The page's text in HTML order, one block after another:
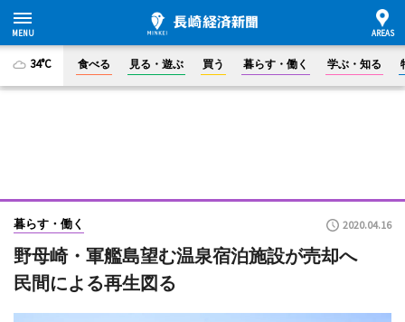
34°C 食べる 見る・遊ぶ 買う 暮らす・働く 学ぶ・知る
暮らす・働く 2020.04.16
野母崎・軍艦島望む温泉宿泊施設が売却へ
民間による再生図る